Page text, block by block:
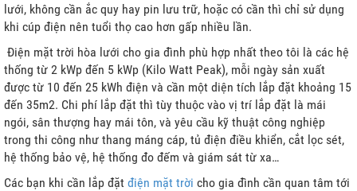
lưới, không cần ắc quy hay pin lưu trữ, hoặc có cần thì chỉ sử dụng
khi cúp điện nên tuổi thọ cao hơn gấp nhiều lần.
Điện mặt trời hòa lưới cho gia đình phù hợp nhất theo tôi là các hệ
thống từ 2 kWp đến 5 kWp (Kilo Watt Peak), mỗi ngày sản xuất
được từ 10 đến 25 kWh điện và cần một diện tích lắp đặt khoảng 15
đến 35m2. Chi phí lắp đặt thì tùy thuộc vào vị trí lắp đặt là mái
ngói, sân thượng hay mái tôn, và yêu cầu kỹ thuật công nghiệp
trong thi công như thang máng cáp, tủ điện điều khiển, cắt lọc sét,
hệ thống bảo vệ, hệ thống đo đếm và giám sát từ xa…
Các bạn khi cần lắp đặt điện mặt trời cho gia đình cần quan tâm tới